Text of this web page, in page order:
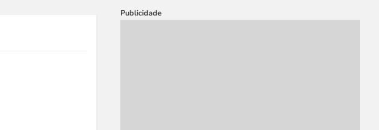
Publicidade